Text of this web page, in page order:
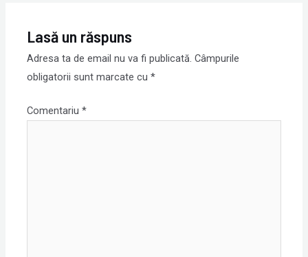
Lasă un răspuns
Adresa ta de email nu va fi publicată. Câmpurile
obligatorii sunt marcate cu*
Comentariu*